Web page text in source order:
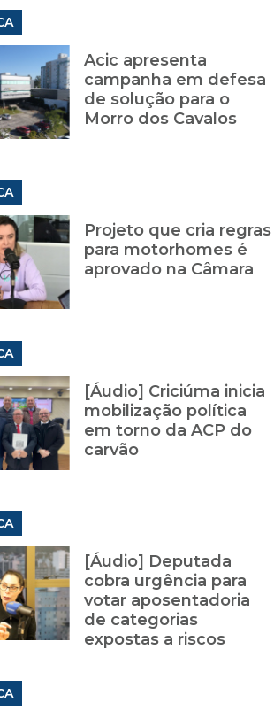
Acic apresenta
campanha em defesa
de solução para o
Morro dos Cavalos
Projeto que cria regras
para motorhomes é
aprovado na Câmara
[Áudio] Criciúma inicia
mobilização política
em torno da ACP do
carvão
[Áudio] Deputada
cobra urgência para
votar aposentadoria
de categorias
expostas a riscos